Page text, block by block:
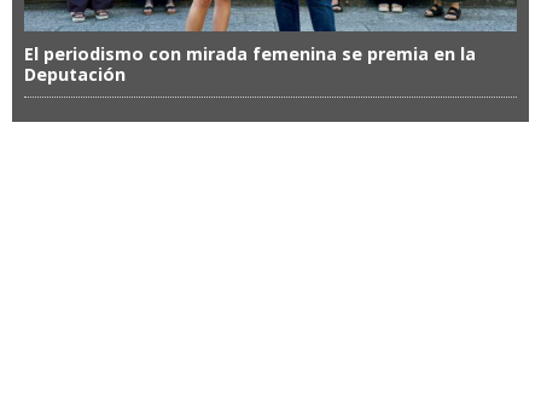
El periodismo con mirada femenina se premia en la
Deputación